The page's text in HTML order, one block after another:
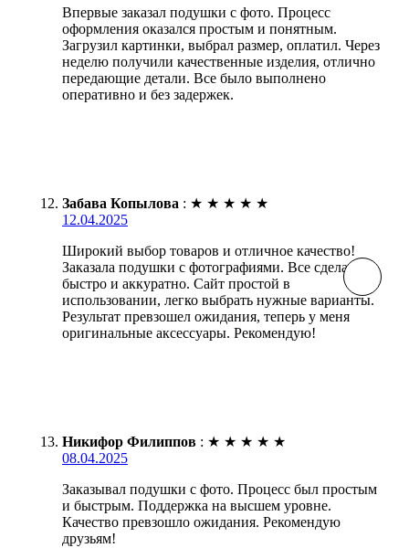
Впервые заказал подушки с фото. Процесс
оформления оказался простым и понятным.
Загрузил картинки, выбрал размер, оплатил. Через
неделю получили качественные изделия, отлично
передающие детали. Все было выполнено
оперативно и без задержек.
Забава Копылова : ★ ★ ★ ★ ★
12.04.2025
Широкий выбор товаров и отличное качество!
Заказала подушки с фотографиями. Все сделано
быстро и аккуратно. Сайт простой в
использовании, легко выбрать нужные варианты.
Результат превзошел ожидания, теперь у меня
оригинальные аксессуары. Рекомендую!
Никифор Филиппов : ★ ★ ★ ★ ★
08.04.2025
Заказывал подушки с фото. Процесс был простым
и быстрым. Поддержка на высшем уровне.
Качество превзошло ожидания. Рекомендую
друзьям!